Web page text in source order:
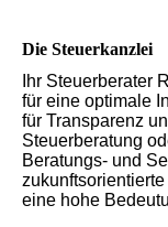
Die Steuerkanzlei
Ihr Steuerberater
für eine optimale
für Transparenz
Steuerberatung
Beratungs- und
eine hohe